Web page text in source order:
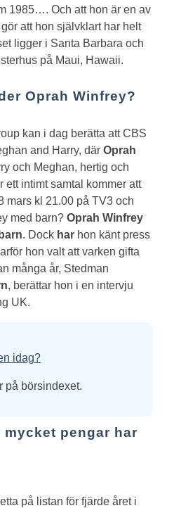
1985…. Och att hon är en av
att hon självklart har helt
ligger i Santa Barbara och
på Maui, Hawaii.
Oprah Winfrey?
kan i dag berätta att CBS
and Harry, där Oprah
och Meghan, hertig och
ett intimt samtal kommer att
mars kl 21.00 på TV3 och
med barn? Oprah Winfrey
barn. Dock har hon känt press
hon valt att varken gifta
många år, Stedman
, berättar hon i en intervju
UK.
idag?
på börsindexet.
pengar har
på listan för fjärde året i